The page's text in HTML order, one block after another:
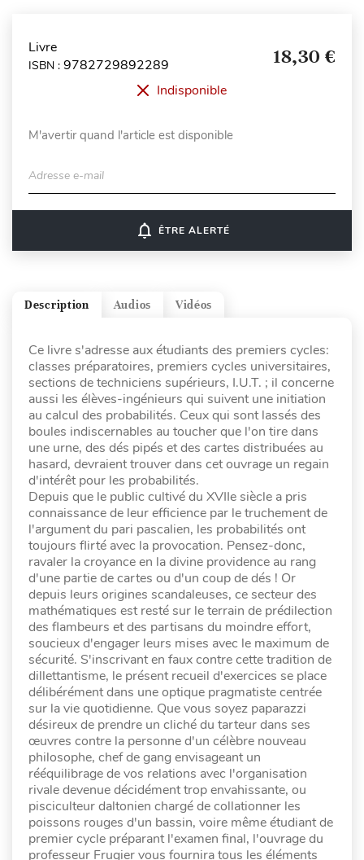
Livre
ISBN : 9782729892289 18,30 €
Indisponible
M'avertir quand l'article est disponible
Adresse e-mail
notifications_none ÊTRE ALERTÉ
Vidéos
Audios
Description
Ce livre s'adresse aux étudiants des premiers cycles:
classes préparatoires, premiers cycles universitaires,
sections de techniciens supérieurs, I.U.T. ; il concerne
aussi les élèves-ingénieurs qui suivent une initiation
au calcul des probabilités. Ceux qui sont lassés des
boules indiscernables au toucher que l'on tire dans
une urne, des dés pipés et des cartes distribuées au
hasard, devraient trouver dans cet ouvrage un regain
d'intérêt pour les probabilités.
Depuis que le public cultivé du XVIIe siècle a pris
connaissance de leur efficience par le truchement de
l'argument du pari pascalien, les probabilités ont
toujours flirté avec la provocation. Pensez-donc,
ravaler la croyance en la divine providence au rang
d'une partie de cartes ou d'un coup de dés ! Or
depuis leurs origines scandaleuses, ce secteur des
mathématiques est resté sur le terrain de prédilection
des flambeurs et des partisans du moindre effort,
soucieux d'engager leurs mises avec le maximum de
sécurité. S'inscrivant en faux contre cette tradition de
dillettantisme, le présent recueil d'exercices se place
délibérément dans une optique pragmatiste centrée
sur la vie quotidienne. Que vous soyez paparazzi
désireux de prendre un cliché du tarteur dans ses
œuvres contre la personne d'un célèbre nouveau
philosophe, chef de gang envisageant un
rééquilibrage de vos relations avec l'organisation
rivale devenue décidément trop envahissante, ou
pisciculteur daltonien chargé de collationner les
poissons rouges d'un bassin, voire même étudiant de
premier cycle préparant l'examen final, l'ouvrage du
professeur Frugier vous fournira tous les éléments